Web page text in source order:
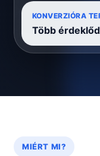
KONVERZIÓRA
Több
MIÉRT MI?